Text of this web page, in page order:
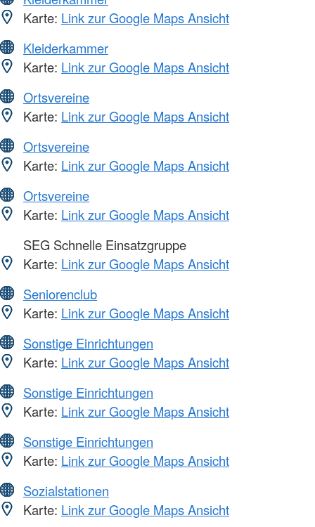
Karte: Link zur Google Maps Ansicht
Kleiderkammer
Karte: Link zur Google Maps Ansicht
Ortsvereine
Karte: Link zur Google Maps Ansicht
Ortsvereine
Karte: Link zur Google Maps Ansicht
Ortsvereine
Karte: Link zur Google Maps Ansicht
SEG Schnelle Einsatzgruppe
Karte: Link zur Google Maps Ansicht
Seniorenclub
Karte: Link zur Google Maps Ansicht
Sonstige Einrichtungen
Karte: Link zur Google Maps Ansicht
Sonstige Einrichtungen
Karte: Link zur Google Maps Ansicht
Sonstige Einrichtungen
Karte: Link zur Google Maps Ansicht
Sozialstationen
Karte: Link zur Google Maps Ansicht